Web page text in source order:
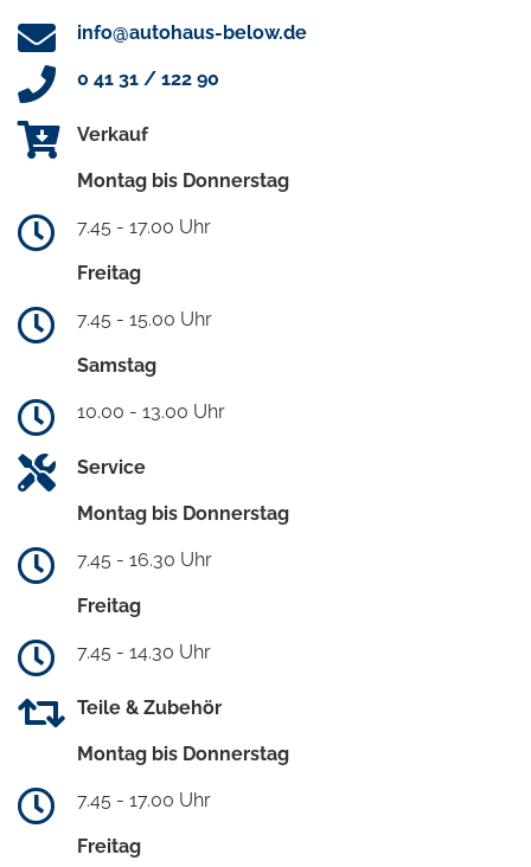
info@autohaus-below.de
0 41 31 / 122 90
Verkauf
Montag bis Donnerstag
7.45 - 17.00 Uhr
Freitag
7.45 - 15.00 Uhr
Samstag
10.00 - 13.00 Uhr
Service
Montag bis Donnerstag
7.45 - 16.30 Uhr
Freitag
7.45 - 14.30 Uhr
Teile & Zubehör
Montag bis Donnerstag
7.45 - 17.00 Uhr
Freitag